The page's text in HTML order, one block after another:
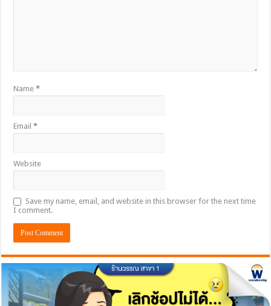
Name*
Email*
Website
Save my name, email, and website in this browser for the next time
I comment.